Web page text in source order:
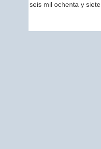
seis mil ochenta y siete